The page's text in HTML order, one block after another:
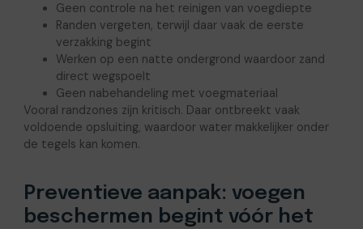
Geen controle na het reinigen van voegdiepte
Randen vergeten, terwijl daar vaak de eerste
verzakking begint
Werken op een natte ondergrond waardoor zand
direct wegspoelt
Geen nabehandeling met voegmateriaal
Vooral randzones zijn kritisch. Daar ontbreekt vaak
voldoende opsluiting, waardoor water makkelijker onder
de tegels kan komen.
Preventieve aanpak: voegen
beschermen begint vóór het